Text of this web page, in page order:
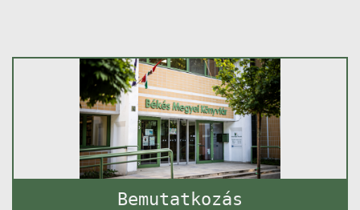
Bemutatkozás